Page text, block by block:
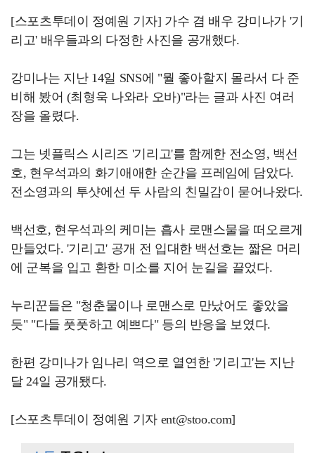
[스포츠투데이 정예원 기자] 가수 겸 배우 강미나가 '기
리고' 배우들과의 다정한 사진을 공개했다.
강미나는 지난 14일 SNS에 "뭘 좋아할지 몰라서 다 준
비해 봤어 (최형욱 나와라 오바)"라는 글과 사진 여러
장을 올렸다.
그는 넷플릭스 시리즈 '기리고'를 함께한 전소영, 백선
호, 현우석과의 화기애애한 순간을 프레임에 담았다.
전소영과의 투샷에선 두 사람의 친밀감이 묻어나왔다.
백선호, 현우석과의 케미는 흡사 로맨스물을 떠오르게
만들었다. '기리고' 공개 전 입대한 백선호는 짧은 머리
에 군복을 입고 환한 미소를 지어 눈길을 끌었다.
누리꾼들은 "청춘물이나 로맨스로 만났어도 좋았을
듯" "다들 풋풋하고 예쁘다" 등의 반응을 보였다.
한편 강미나가 임나리 역으로 열연한 '기리고'는 지난
달 24일 공개됐다.
[스포츠투데이 정예원 기자 ent@stoo.com]